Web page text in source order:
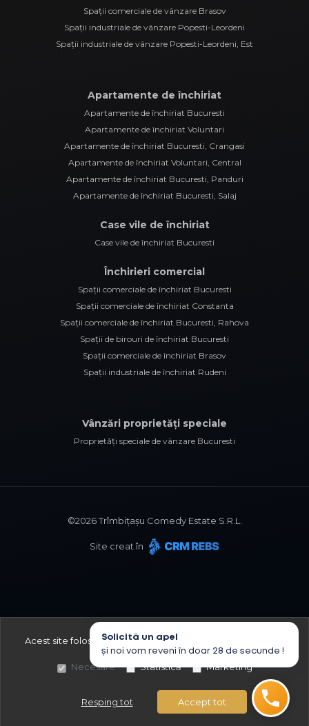
Sună acum Solicită vizionare
Spații comerciale de vânzare Brasov
Spații industriale de vânzare Popesti-Leordeni
Spații industriale de vânzare Popesti-Leordeni, Est
Apartamente de închiriat
Apartamente de închiriat Bucuresti
Apartamente de închiriat Voluntari
Apartamente de închiriat Bucuresti, Crangasi
Apartamente de închiriat Voluntari, Central
Apartamente de închiriat Bucuresti, Panduri
Apartamente de închiriat Bucuresti, Salaj
Case vile de închiriat
Case vile de închiriat Bucuresti
Închirieri comercial
Spații comerciale de închiriat Bucuresti
Spații comerciale de închiriat Constanta
Spații comerciale de închiriat Bucuresti, Rahova
Spații de birouri de închiriat Bucuresti
Spații comerciale de închiriat Brasov
Spații industriale de închiriat Rudeni
Vânzări proprietăți speciale
Proprietăți speciale de vânzare Bucuresti
©2026Trîmbițașu Comedy Estate S.R.L.
Site creat în
Acest site folosește cookies, află detalii
cookies dorești să permitem:
Necesare
Statistică Marketing
Resping tot Accept tot
Solicită un apel
și noi vom reveni în doar 28 de secunde !